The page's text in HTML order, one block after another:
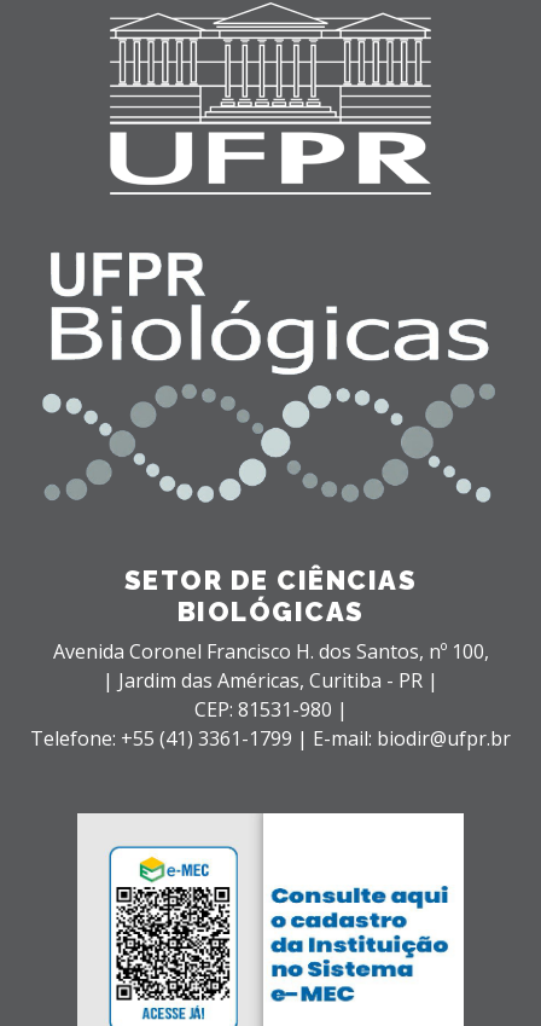
SETOR DE CIÊNCIAS
BIOLÓGICAS
Avenida Coronel Francisco H. dos Santos, nº 100,
| Jardim das Américas, Curitiba - PR |
CEP: 81531-980 |
Telefone: +55 (41) 3361-1799 | E-mail: biodir@ufpr.br